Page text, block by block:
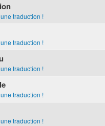
traduction !
traduction !
traduction !
traduction !
traduction !